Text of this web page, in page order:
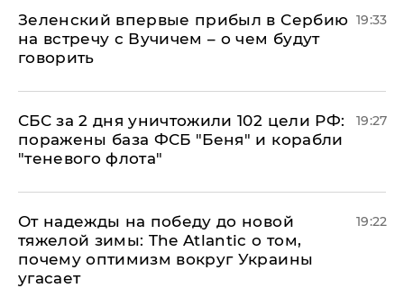
Зеленский впервые прибыл в Сербию
на встречу с Вучичем – о чем будут
говорить
19:33
СБС за 2 дня уничтожили 102 цели РФ:
поражены база ФСБ "Беня" и корабли
"теневого флота"
19:27
От надежды на победу до новой
тяжелой зимы: The Atlantic о том,
почему оптимизм вокруг Украины
угасает
19:22